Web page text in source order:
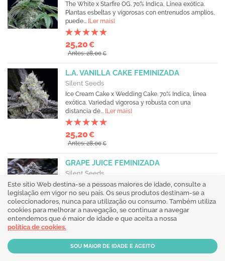
The White x Starfire OG. 70% Indica, Línea exótica.
Plantas esbeltas y vigorosas con entrenudos amplios,
puede... [Ler mais]
25,20€
Antes: 28,00€
L.A. VANILLA CAKE FEMINIZADA
Silent Seeds
Ice Cream Cake x Wedding Cake. 70% Indica, línea
exótica. Variedad vigorosa y robusta con una
distancia de... [Ler mais]
25,20€
Antes: 28,00€
GRAPE JUICE FEMINIZADA
Silent Seeds
Purple Punch x Grape Soda. 85% Indica, línea exótica.
Plantas compactas con entrenudos cortos, muchos...
[Ler mais]
23,40
COOKIELATO FEMINIZADA
Este sítio Web destina-se a pessoas maiores de idade, consulte a
legislação em vigor no seu país. Os seus produtos destinam-se a
coleccionadores, nunca para utilização ou consumo. Também utiliza
cookies para melhorar a navegação, se continuar a navegar
entendemos que é maior de idade e que aceita a nossa
política de cookies.